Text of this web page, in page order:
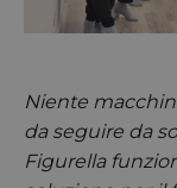
Niente
da seguire da
Figurella